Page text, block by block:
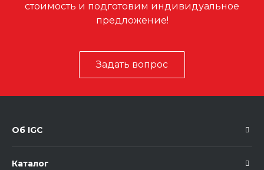
стоимость и подготовим индивидуальное
предложение!
Задать вопрос
Об IGC
Каталог